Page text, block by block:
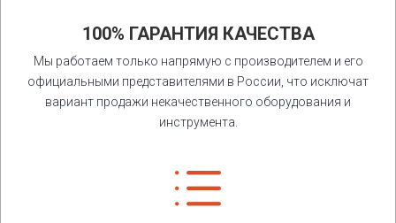
100% ГАРАНТИЯ КАЧЕСТВА
Мы работаем только напрямую с производителем и его
официальными представителями в России, что исключат
вариант продажи некачественного оборудования и
инструмента.
d